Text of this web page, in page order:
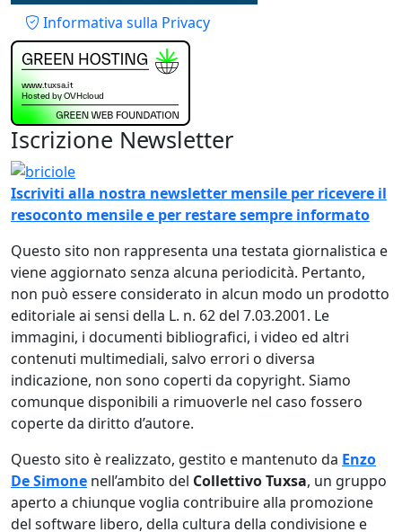
Piè di pagina
Informativa sulla Privacy
Iscrizione Newsletter
Immagine
Iscriviti alla nostra newsletter mensile per ricevere il
resoconto mensile e per restare sempre informato
Questo sito non rappresenta una testata giornalistica e
viene aggiornato senza alcuna periodicità. Pertanto,
non può essere considerato in alcun modo un prodotto
editoriale ai sensi della L. n. 62 del 7.03.2001. Le
immagini, i documenti bibliografici, i video ed altri
contenuti multimediali, salvo errori o diversa
indicazione, non sono coperti da copyright. Siamo
comunque disponibili a rimuoverle nel caso fossero
coperte da diritto d’autore.
Questo sito è realizzato, gestito e mantenuto da Enzo
De Simone nell’ambito del Collettivo Tuxsa, un gruppo
aperto a chiunque voglia contribuire alla promozione
del software libero, della cultura della condivisione e